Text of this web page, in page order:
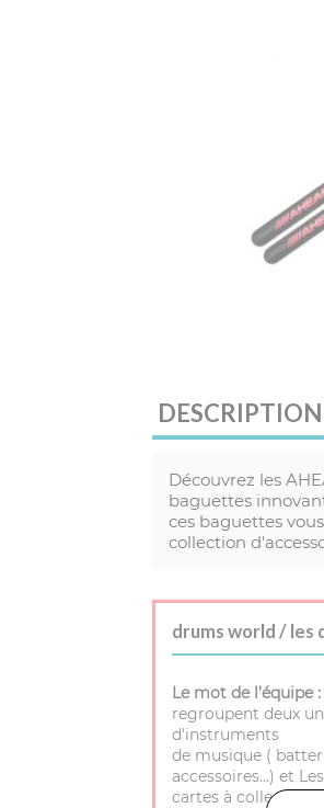
DESCRIPTION
Découvrez les
baguettes
ces baguettes
collection
drums world / les
Le mot de l’équipe :
regroupent deux
d'instruments
de musique (
accessoires…) et
cartes à